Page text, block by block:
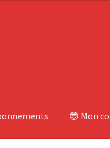
😎 Mon